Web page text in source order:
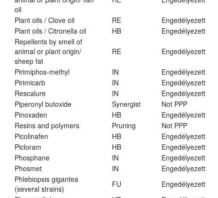
oil
Plant oils / Clove oil RE
Engedélyezett
Plant oils / Citronella oil
HB
Engedélyezett
Repellents by smell of
animal or plant origin/
sheep fat
RE Engedélyezett
Pirimiphos-methyl IN
Engedélyezett
Pirimicarb
IN
Engedélyezett
Rescalure
IN
Engedélyezett
Piperonyl butoxide
Synergist
Not PPP
Pinoxaden
HB
Engedélyezett
Resins and polymers
Pruning
Not PPP
Picolinafen
HB
Engedélyezett
Picloram
HB
Engedélyezett
Phosphane
IN
Engedélyezett
Phosmet
IN
Engedélyezett
Phlebiopsis gigantea
(several strains)
FU
Engedélyezett